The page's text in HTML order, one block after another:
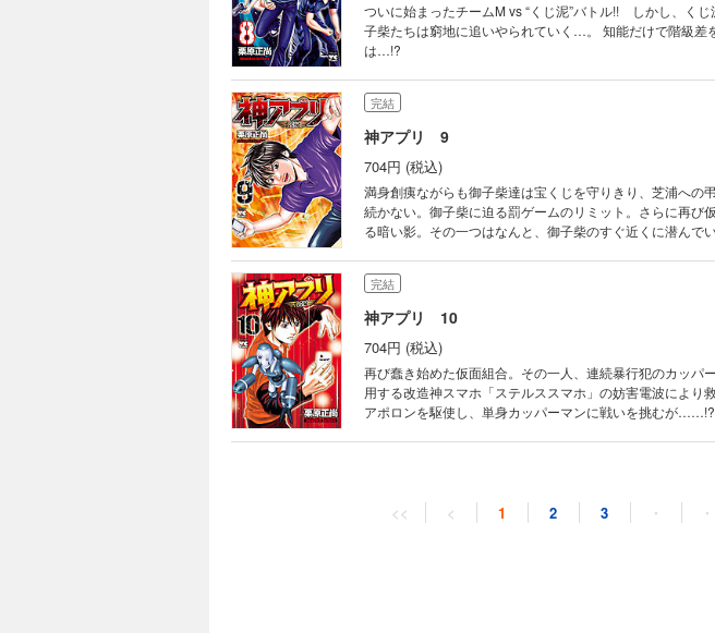
ついに始まったチームM vs “くじ泥”バトル!! しかし、く
子柴たちは窮地に追いやられていく…。 知能だけで階級
は…!?
完結
神アプリ 9
704円 (税込)
満身創痍ながらも御子柴達は宝くじを守りきり、芝浦への
続かない。御子柴に迫る罰ゲームのリミット。さらに再
る暗い影。その一つはなんと、御子柴のすぐ近くに潜んで
完結
神アプリ 10
704円 (税込)
再び蠢き始めた仮面組合。その一人、連続暴行犯のカッ
用する改造神スマホ「ステルススマホ」の妨害電波により
アポロンを駆使し、単身カッパーマンに戦いを挑むが……!?
神アプリ 11
704円 (税込)
チームMのメンバーが通うスポーツジム。なんとそこの3
<< < 1 2 3 ・ ・